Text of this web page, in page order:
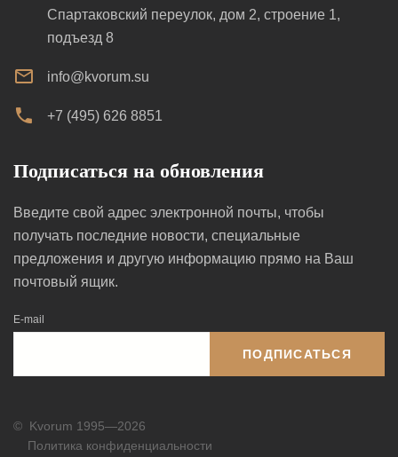
Спартаковский переулок, дом 2, строение 1,
подъезд 8
info@kvorum.su
+7 (495) 626 8851
Подписаться на обновления
Введите свой адрес электронной почты, чтобы
получать последние новости, специальные
предложения и другую информацию прямо на Ваш
почтовый ящик.
E-mail
ПОДПИСАТЬСЯ
© Kvorum 1995—2026
Политика конфиденциальности